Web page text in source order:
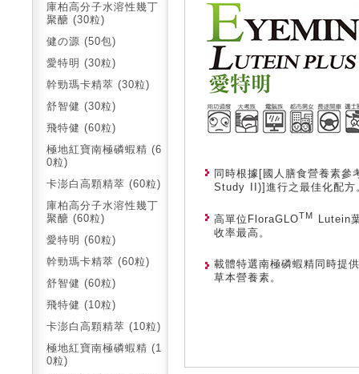
庫柏高分子水溶性幾丁
聚醣 (30粒)
健の源 (50包)
愛特明 (30粒)
幹勁瑪卡精萃 (30粒)
舒智健 (30粒)
飛特健 (60粒)
極地紅寶南極磷蝦精 (6
0粒)
卡澎白高顆精萃 (60粒)
庫柏高分子水溶性幾丁
聚醣 (60粒)
愛特明 (60粒)
幹勁瑪卡精萃 (60粒)
舒智健 (60粒)
飛特健 (10粒)
卡澎白高顆精萃 (10粒)
極地紅寶南極磷蝦精 (1
0粒)
同時根據[國人膳食營養素
Study II)]進行之最佳化配方
高單位FloraGLOTM
Lutein
收率最高。
載體特選南極磷蝦精同時提
草本營養素。